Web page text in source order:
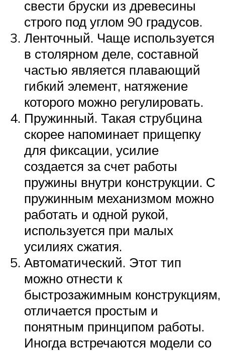
свести бруски из древесины
строго под углом 90 градусов.
Ленточный. Чаще используется
в столярном деле, составной
частью является плавающий
гибкий элемент, натяжение
которого можно регулировать.
Пружинный. Такая струбцина
скорее напоминает прищепку
для фиксации, усилие
создается за счет работы
пружины внутри конструкции. С
пружинным механизмом можно
работать и одной рукой,
используется при малых
усилиях сжатия.
Автоматический. Этот тип
можно отнести к
быстрозажимным конструкциям,
отличается простым и
понятным принципом работы.
Иногда встречаются модели со